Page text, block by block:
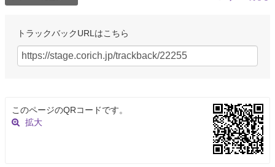
トラックバックURLはこちら
このページのQRコードです。
拡大